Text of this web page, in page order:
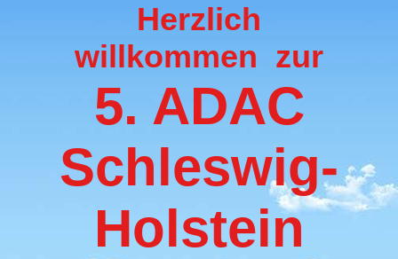
Herzlich
willkommen zur
5. ADAC
Schleswig-
Holstein